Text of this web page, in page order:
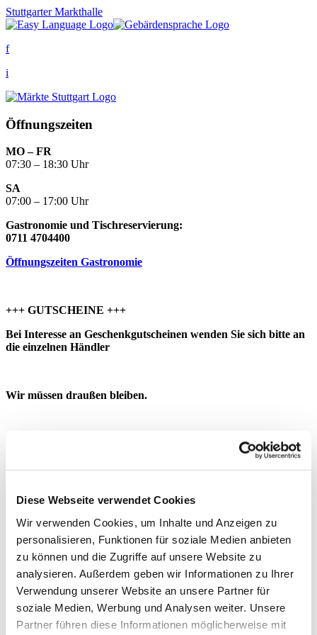
Diese Webseite verwendet Cookies
Wir verwenden Cookies, um Inhalte und Anzeigen zu
personalisieren, Funktionen für soziale Medien anbieten
zu können und die Zugriffe auf unsere Website zu
analysieren. Außerdem geben wir Informationen zu Ihrer
Verwendung unserer Website an unsere Partner für
soziale Medien, Werbung und Analysen weiter. Unsere
Partner führen diese Informationen möglicherweise mit
Stuttgarter Markthalle
f
i
Öffnungszeiten
MO – FR
07:30 – 18:30 Uhr
SA
07:00 – 17:00 Uhr
Gastronomie und Tischreservierung:
0711 4704400
Öffnungszeiten Gastronomie
+++ GUTSCHEINE +++
Bei Interesse an Geschenkgutscheinen wenden Sie sich bitte an
die einzelnen Händler
Wir müssen draußen bleiben.
Erfahrene Pilzsachverständige bieten vom
November 2026
jeden Montag von 16:30 bis…
ILZHOEFER KOCHT
Spinatlasagne und Chicorée im Ofen gebacken
Markthalle